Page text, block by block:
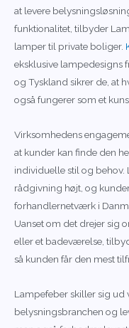
at levere
funktionalitet, tilbyder
lamper til private boliger.
eksklusive lampedesigns
og Tyskland sikrer de, at
også fungerer som et
Virksomhedens
at kunder kan finde den
individuelle stil og
rådgivning højt, og
forhandlernetværk i
Uanset om det drejer sig
eller et badeværelse,
så kunden får den mest
Lampefeber skiller sig ud
belysningsbranchen og